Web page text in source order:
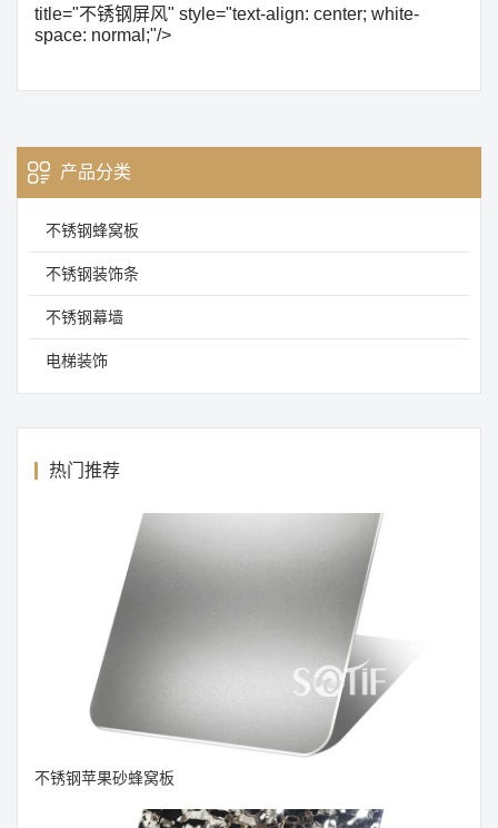
产品分类
不锈钢蜂窝板
不锈钢装饰条
不锈钢幕墙
电梯装饰
热门推荐
不锈钢苹果砂蜂窝板
title="不锈钢屏风" style="text-align: center; white-
space: normal;"/>